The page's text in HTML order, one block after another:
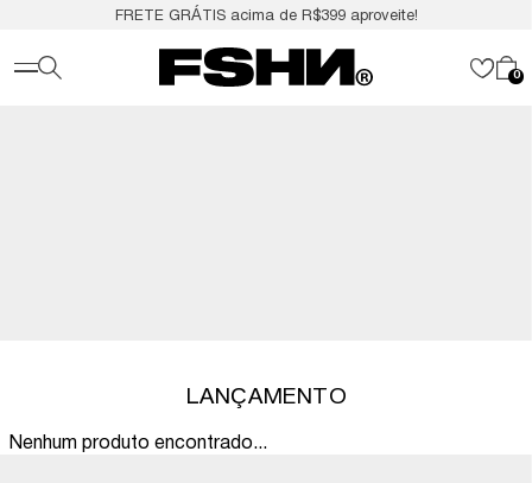
FRETE GRÁTIS acima de R$399 aproveite!
0
LANÇAMENTO
Nenhum produto encontrado...